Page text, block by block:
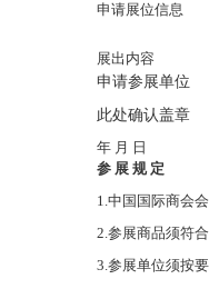
申请展位信息
展出内容
申请参展单位
此处确认盖章
年 月
日
参 展 规 定
1.中国国际商会
2.参展商品须符
3.参展单位须按